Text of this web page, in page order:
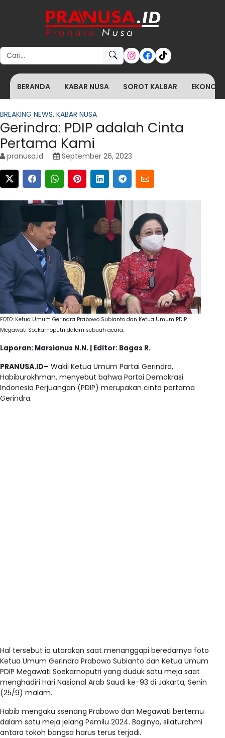
Search for:
BERANDA KABAR NUSA SOROT KALBAR
BREAKING NEWS, KABAR NUSA
Gerindra: PDIP adalah Cinta
Pertama Kami
pranusa.id September 26, 2023
FOTO: Ketua Umum Gerindra Prabowo Subianto dan Ketua Umum PDIP
Megawati Soekarnoputri dalam sebuah acara.
Laporan: Marsianus N.N. | Editor: Bagas R.
PRANUSA.ID– Wakil Ketua Umum Partai Gerindra,
Habiburokhman, menyebut bahwa Partai Demokrasi
Indonesia Perjuangan (PDIP) merupakan cinta pertama
Gerindra.
Hal tersebut ia utarakan saat menanggapi beredarnya foto
Ketua Umum Gerindra Prabowo Subianto dan Ketua Umum
PDIP Megawati Soekarnoputri yang duduk satu meja saat
menghadiri Hari Nasional Arab Saudi ke-93 di Jakarta, Senin
(25/9) malam.
Habib mengaku ssenang Prabowo dan Megawati bertemu
dalam satu meja jelang Pemilu 2024. Baginya, silaturahmi
antara tokoh bangsa harus terus terjadi.